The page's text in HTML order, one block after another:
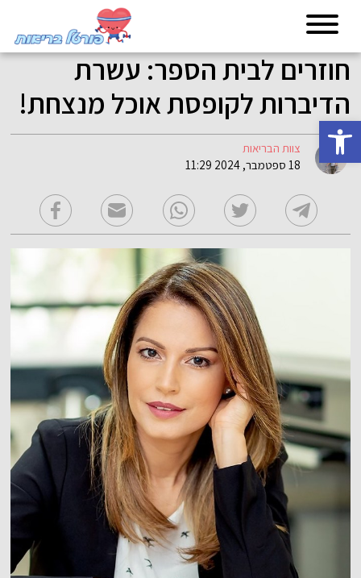
פתח סרגל נגישות
חוזרים לבית הספר: עשרת
הדיברות לקופסת אוכל מנצחת!
צוות הבריאות
18 ספטמבר, 2024 11:29